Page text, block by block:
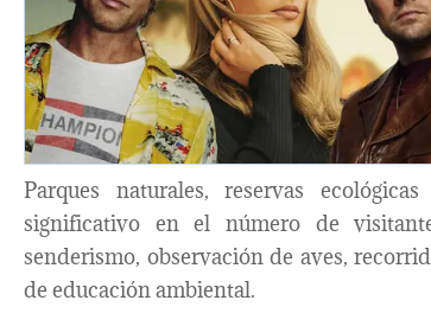
Parques naturales, reservas
significativo en el número de
senderismo, observación de aves,
de educación ambiental.